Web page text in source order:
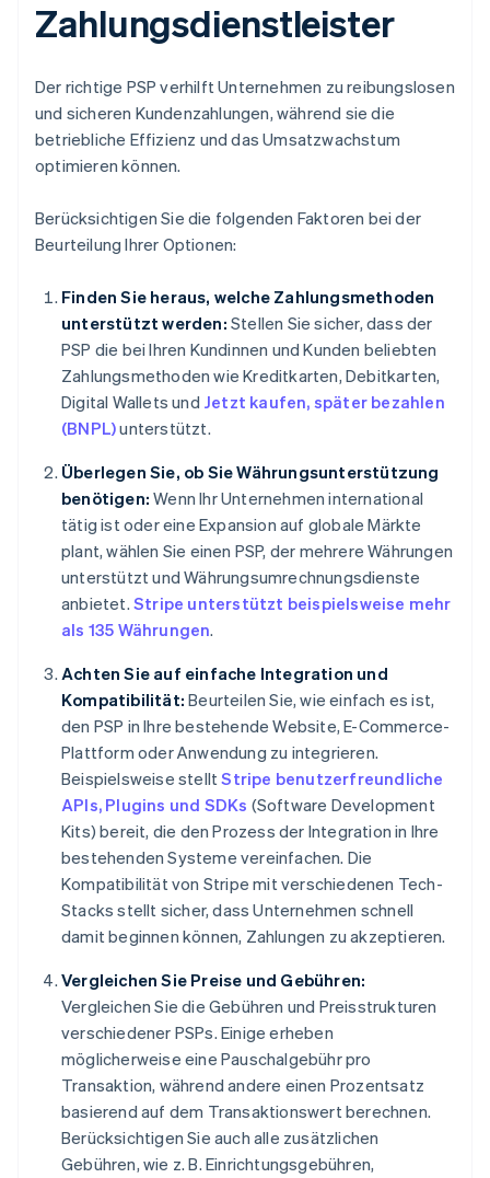
Zahlungsdienstleister
Der richtige PSP verhilft Unternehmen zu reibungslosen
und sicheren Kundenzahlungen, während sie die
betriebliche Effizienz und das Umsatzwachstum
optimieren können.
Berücksichtigen Sie die folgenden Faktoren bei der
Beurteilung Ihrer Optionen:
Finden Sie heraus, welche Zahlungsmethoden
unterstützt werden: Stellen Sie sicher, dass der
PSP die bei Ihren Kundinnen und Kunden beliebten
Zahlungsmethoden wie Kreditkarten, Debitkarten,
Digital Wallets und Jetzt kaufen, später bezahlen
(BNPL)unterstützt.
Überlegen Sie, ob Sie Währungsunterstützung
benötigen: Wenn Ihr Unternehmen international
tätig ist oder eine Expansion auf globale Märkte
plant, wählen Sie einen PSP, der mehrere Währungen
unterstützt und Währungsumrechnungsdienste
anbietet. Stripe unterstützt beispielsweise mehr
als 135 Währungen.
Achten Sie auf einfache Integration und
Kompatibilität: Beurteilen Sie, wie einfach es ist,
den PSP in Ihre bestehende Website, E-Commerce-
Plattform oder Anwendung zu integrieren.
Beispielsweise stelltStripe benutzerfreundliche
APIs, Plugins und SDKs (Software Development
Kits) bereit, die den Prozess der Integration in Ihre
bestehenden Systeme vereinfachen. Die
Kompatibilität von Stripe mit verschiedenen Tech-
Stacks stellt sicher, dass Unternehmen schnell
damit beginnen können, Zahlungen zu akzeptieren.
Vergleichen Sie Preise und Gebühren:
Vergleichen Sie die Gebühren und Preisstrukturen
verschiedener PSPs. Einige erheben
möglicherweise eine Pauschalgebühr pro
Transaktion, während andere einen Prozentsatz
basierend auf dem Transaktionswert berechnen.
Berücksichtigen Sie auch alle zusätzlichen
Gebühren, wie z. B. Einrichtungsgebühren,